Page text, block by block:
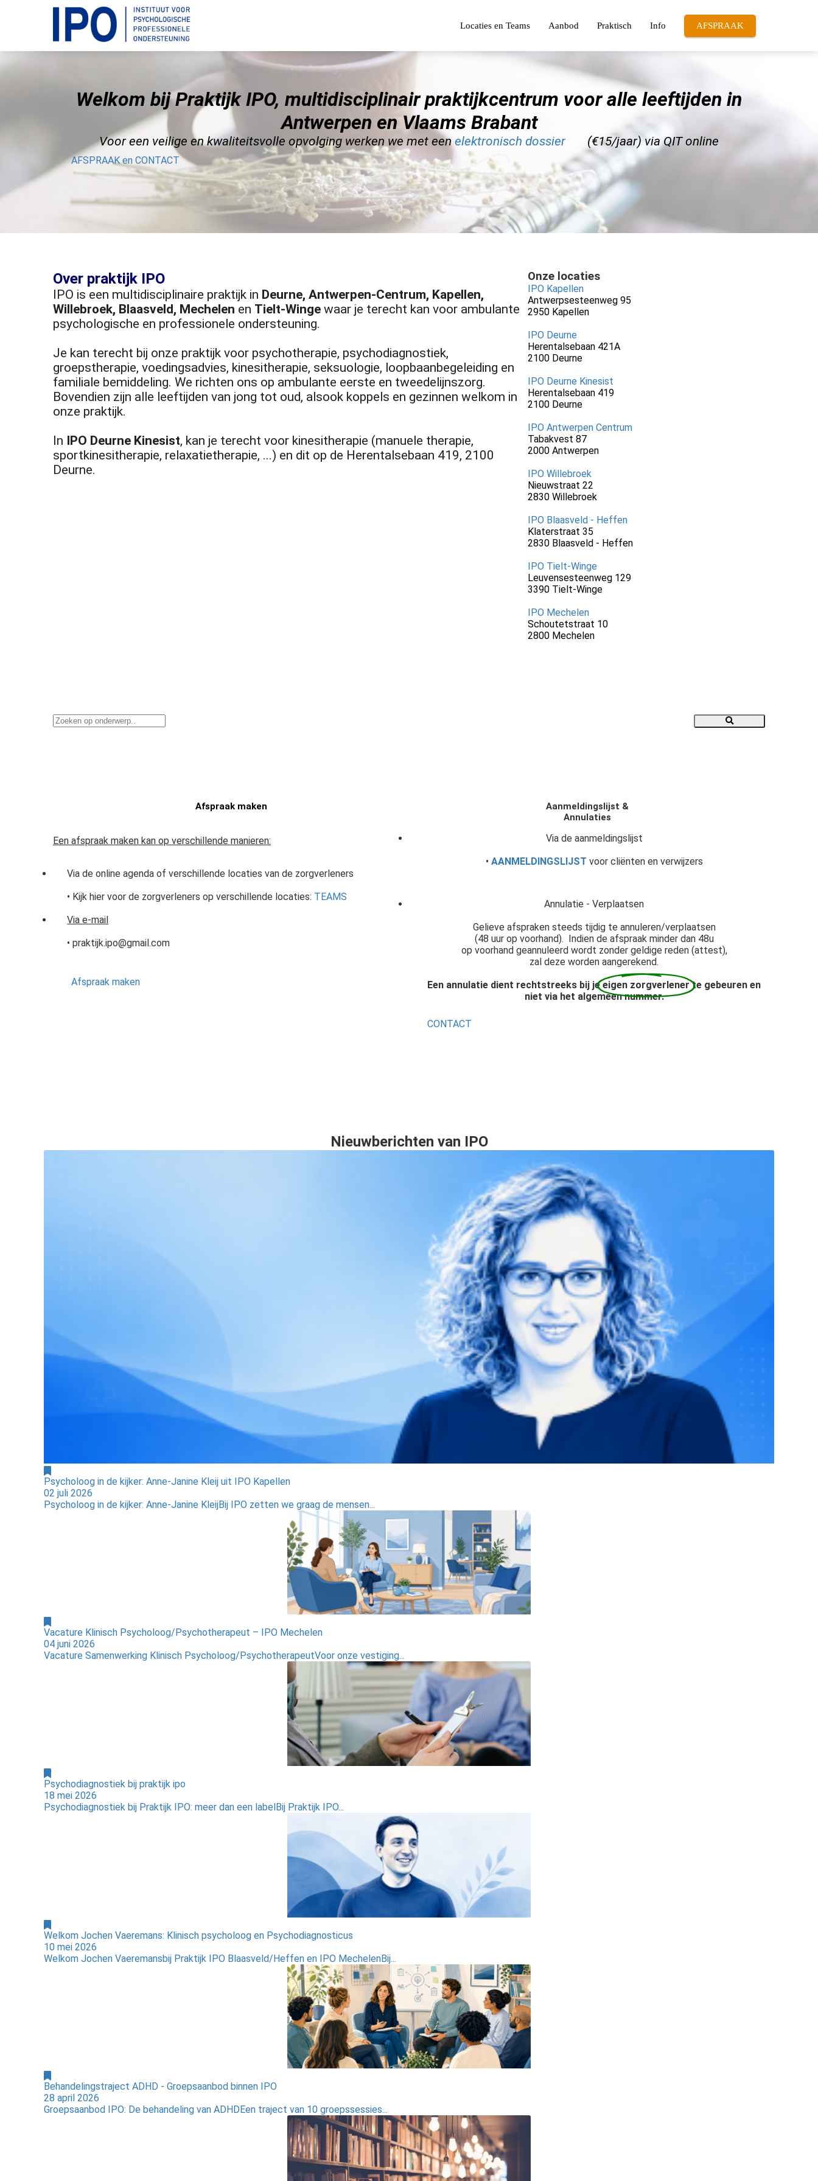
Locaties en Teams Aanbod Praktisch Info AFSPRAAK
Welkom bij Praktijk IPO, multidisciplinair praktijkcentrum voor alle leeftijden in
Antwerpen en Vlaams Brabant
Voor een veilige en kwaliteitsvolle opvolging werken we met eenelektronisch dossier (€15/jaar) via QIT online
AFSPRAAK en CONTACT
Over praktijk IPO
IPO is een multidisciplinaire praktijk in Deurne, Antwerpen-Centrum, Kapellen,
Willebroek, Blaasveld, Mechelen en Tielt-Winge waar je terecht kan voor ambulante
psychologische en professionele ondersteuning.
Je kan terecht bij onze praktijk voor psychotherapie, psychodiagnostiek,
groepstherapie, voedingsadvies, kinesitherapie, seksuologie, loopbaanbegeleiding en
familiale bemiddeling. We richten ons op ambulante eerste en tweedelijnszorg.
Bovendien zijn alle leeftijden van jong tot oud, alsook koppels en gezinnen welkom in
onze praktijk.
In IPO Deurne Kinesist, kan je terecht voor kinesitherapie (manuele therapie,
sportkinesitherapie, relaxatietherapie, ...) en dit op de Herentalsebaan 419, 2100
Deurne.
Onze locaties
IPO Kapellen
Antwerpsesteenweg 95
2950 Kapellen
IPO Deurne
Herentalsebaan 421A
2100 Deurne
IPO Deurne Kinesist
Herentalsebaan 419
2100 Deurne
IPO Antwerpen Centrum
Tabakvest 87
2000 Antwerpen
IPO Willebroek
Nieuwstraat 22
2830 Willebroek
IPO Blaasveld - Heffen
Klaterstraat 35
2830 Blaasveld - Heffen
IPO Tielt-Winge
Leuvensesteenweg 129
3390 Tielt-Winge
IPO Mechelen
Schoutetstraat 10
2800 Mechelen
Afspraak maken
Een afspraak maken kan op verschillende manieren:
Via de online agenda of verschillende locaties van de zorgverleners
• Kijk hier voor de zorgverleners op verschillende locaties: TEAMS
Via e-mail
• praktijk.ipo@gmail.com
Afspraak maken
Aanmeldingslijst &
Annulaties
Via de aanmeldingslijst
• AANMELDINGSLIJST voor cliënten en verwijzers
Annulatie - Verplaatsen
Gelieve afspraken steeds tijdig te annuleren/verplaatsen
(48 uur op voorhand). Indien de afspraak minder dan 48u
op voorhand geannuleerd wordt zonder geldige reden (attest),
zal deze worden aangerekend.
Een annulatie dient rechtstreeks bij jeeigen zorgverlenerte gebeuren en
niet via het algemeen nummer.
CONTACT
Nieuwberichten van IPO
Psycholoog in de kijker: Anne-Janine Kleij uit IPO Kapellen
02 juli 2026
Psycholoog in de kijker: Anne-Janine KleijBij IPO zetten we graag de mensen...
Vacature Klinisch Psycholoog/Psychotherapeut – IPO Mechelen
04 juni 2026
Vacature Samenwerking Klinisch Psycholoog/PsychotherapeutVoor onze vestiging...
Psychodiagnostiek bij praktijk ipo
18 mei 2026
Psychodiagnostiek bij Praktijk IPO: meer dan een labelBij Praktijk IPO...
Welkom Jochen Vaeremans: Klinisch psycholoog en Psychodiagnosticus
10 mei 2026
Welkom Jochen Vaeremansbij Praktijk IPO Blaasveld/Heffen en IPO MechelenBij...
Behandelingstraject ADHD - Groepsaanbod binnen IPO
28 april 2026
Groepsaanbod IPO: De behandeling van ADHDEen traject van 10 groepssessies...